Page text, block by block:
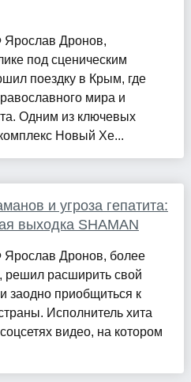
Ярослав Дронов,
под сценическим
поездку в Крым, где
мира и
Одним из ключевых
Новый Хе...
и угроза гепатита:
выходка SHAMAN
Дронов, более
решил расширить свой
заодно приобщиться к
Исполнитель хита
видео, на котором